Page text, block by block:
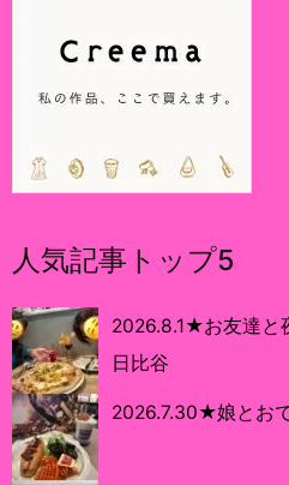
人気記事トップ5
2026.8.1★お友達と
日比谷
2026.7.30★娘とお